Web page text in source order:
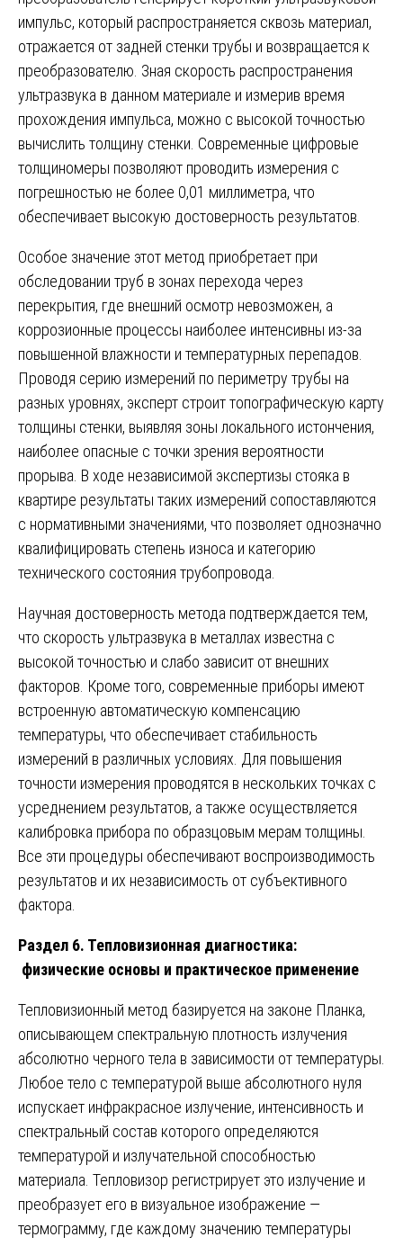
импульс, который распространяется сквозь материал,
отражается от задней стенки трубы и возвращается к
преобразователю. Зная скорость распространения
ультразвука в данном материале и измерив время
прохождения импульса, можно с высокой точностью
вычислить толщину стенки. Современные цифровые
толщиномеры позволяют проводить измерения с
погрешностью не более 0,01 миллиметра, что
обеспечивает высокую достоверность результатов.
Особое значение этот метод приобретает при
обследовании труб в зонах перехода через
перекрытия, где внешний осмотр невозможен, а
коррозионные процессы наиболее интенсивны из-за
повышенной влажности и температурных перепадов.
Проводя серию измерений по периметру трубы на
разных уровнях, эксперт строит топографическую карту
толщины стенки, выявляя зоны локального истончения,
наиболее опасные с точки зрения вероятности
прорыва. В ходе независимой экспертизы стояка в
квартире результаты таких измерений сопоставляются
с нормативными значениями, что позволяет однозначно
квалифицировать степень износа и категорию
технического состояния трубопровода.
Научная достоверность метода подтверждается тем,
что скорость ультразвука в металлах известна с
высокой точностью и слабо зависит от внешних
факторов. Кроме того, современные приборы имеют
встроенную автоматическую компенсацию
температуры, что обеспечивает стабильность
измерений в различных условиях. Для повышения
точности измерения проводятся в нескольких точках с
усреднением результатов, а также осуществляется
калибровка прибора по образцовым мерам толщины.
Все эти процедуры обеспечивают воспроизводимость
результатов и их независимость от субъективного
фактора.
Раздел 6. Тепловизионная диагностика:
физические основы и практическое применение
Тепловизионный метод базируется на законе Планка,
описывающем спектральную плотность излучения
абсолютно черного тела в зависимости от температуры.
Любое тело с температурой выше абсолютного нуля
испускает инфракрасное излучение, интенсивность и
спектральный состав которого определяются
температурой и излучательной способностью
материала. Тепловизор регистрирует это излучение и
преобразует его в визуальное изображение —
термограмму, где каждому значению температуры